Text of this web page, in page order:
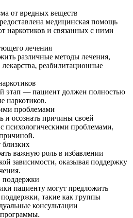
от вредных веществ
медицинская помощь
наркотиков и связанных с ними
лечения
различные методы лечения,
лекарства, реабилитационные
этап — пациент должен полностью
наркотиков.
проблемами
и осознать причины своей
психологическими проблемами,
важную роль в избавлении
зависимости, оказывая поддержку
поддержки
пациенту могут предложить
такие как группы
консультации